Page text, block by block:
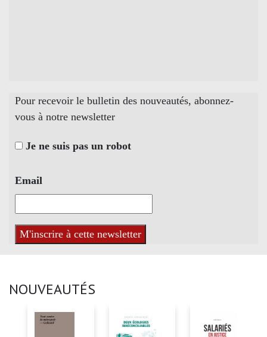
Pour recevoir le bulletin des nouveautés, abonnez-
vous à notre newsletter
Je ne suis pas un robot
Email
NOUVEAUTÉS